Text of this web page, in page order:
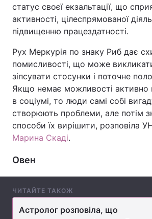
Україна Політика
Економіка Світ
Спорт Наука
Техно і зв'язок Лайт
Зброя
Здоров'я Туризм
Лонгріди
статус своєї екзальтації, що
активності, цілеспрямованої
підвищенню працездатності.
Рух Меркурія по знаку Риб дає
помисливості, що може
зіпсувати стосунки і поточне
Якщо немає можливості активно
в соціумі, то люди самі собі
створюють проблеми, але потім
способи їх вирішити, розповіла
Марина Скаді.
Овен
ЧИТАЙТЕ ТАКОЖ
Астролог розповіла, що